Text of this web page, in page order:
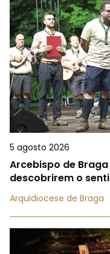
5 agosto 2026
Arcebispo de
descobrirem o
Arquidiocese de Braga